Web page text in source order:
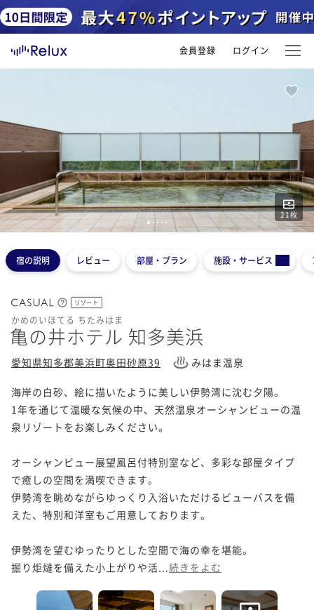
会員登録 ログイン
21枚
1 2 3 4 5
宿の説明 レビュー 部屋・プラン 施設・サービス
リゾート
かめのいほてる ちたみはま
亀の井ホテル 知多美浜
愛知県知多郡美浜町奥田砂原39 みはま温泉
海岸の白砂、絵に描いたように美しい伊勢湾に沈む夕陽。
1年を通じて温暖な気候の中、天然温泉オーシャンビューの温
泉リゾートをお楽しみください。
オーシャンビュー展望風呂付特別室など、多彩な部屋タイプ
で癒しの空間を満喫できます。
伊勢湾を眺めながらゆっくり入浴いただけるビューバスを備
えた、特別和洋室もご用意しております。
伊勢湾を望むゆったりとした空間で海の幸を堪能。
掘り炬燵を備えた小上がりや活... 続きをよむ